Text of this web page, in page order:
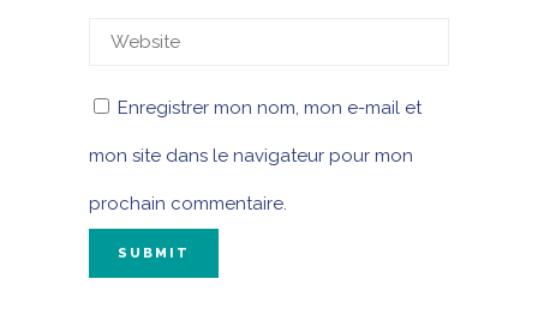
Enregistrer mon nom, mon e-mail et
mon site dans le navigateur pour mon
prochain commentaire.